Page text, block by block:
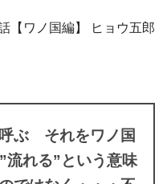
【ワノ国編】 ヒョウ五郎
ぶ それをワノ国
れる”という意味